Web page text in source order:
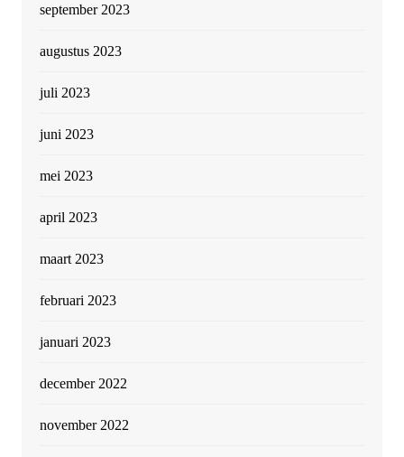
september 2023
augustus 2023
juli 2023
juni 2023
mei 2023
april 2023
maart 2023
februari 2023
januari 2023
december 2022
november 2022